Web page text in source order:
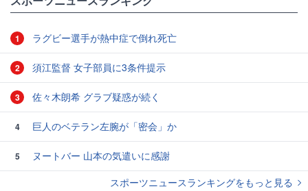
1 ラグビー選手が熱中症で倒れ死亡
2 須江監督 女子部員に3条件提示
3 佐々木朗希 グラブ疑惑が続く
4 巨人のベテラン左腕が「密会」か
5
ヌートバー 山本の気遣いに感謝
スポーツニュースランキングをもっと見る